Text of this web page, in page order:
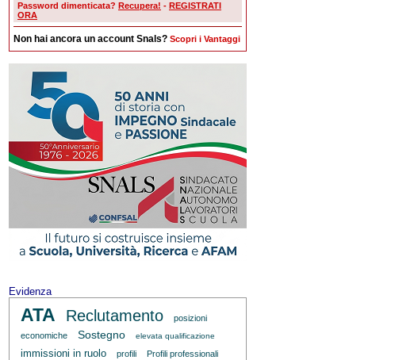
Password dimenticata? Recupera! - REGISTRATI
ORA
Non hai ancora un account Snals? Scopri i Vantaggi
Evidenza
ATA Reclutamento
posizioni
economiche
Sostegno elevata qualificazione
immissioni in ruolo profili Profili professionali